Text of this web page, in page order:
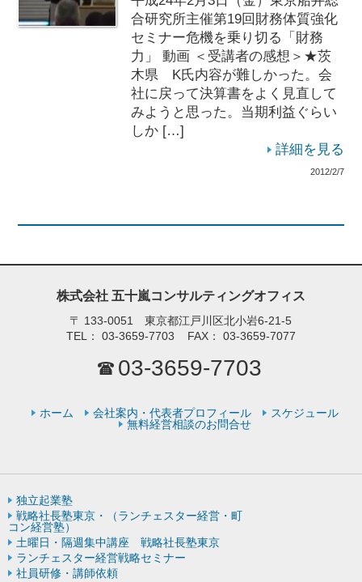
合研究所主催第19回財務体質強化
セミナー危機を乗り切る「財務
力」 動画 ＜受講者の感想＞★茨
木県 K氏内容が難しかった。会
社に戻って決算書をよく見直して
みようと思った。当期利益ぐらい
しか […]
詳細を見る
2012/2/7
株式会社 五十嵐コンサルティングオフィス
〒 133-0051 東京都江戸川区北小岩6-21-5
TEL：
03-3659-7703 FAX： 03-3659-7077
03-3659-7703
ホーム 会社案内・代表者プロフィール
スケジュール
無料経営相談のお問合せ
独立起業塾
戦略社長塾東京・（ランチェスター経営・町
コン経営塾）
土曜日・隔週集中講座 戦略社長塾東京
ランチェスター経営戦略セミナー
社員研修・講師依頼